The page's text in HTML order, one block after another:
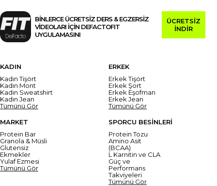
BİNLERCE ÜCRETSİZ DERS & EGZERSİZ
VİDEOLARI İÇİN DEFACTOFIT
UYGULAMASINI
ÜCRETSİZ
İNDİR
KADIN
Kadın Tişört
Kadın Mont
Kadın Sweatshirt
Kadın Jean
Tümünü Gör
ERKEK
Erkek Tişört
Erkek Şort
Erkek Eşofman
Erkek Jean
Tümünü Gör
MARKET
Protein Bar
Granola & Müsli
Glutensiz
Ekmekler
Yulaf Ezmesi
Tümünü Gör
SPORCU BESİNLERİ
Protein Tozu
Amino Asit
(BCAA)
L Karnitin ve CLA
Güç ve
Performans
Takviyeleri
Tümünü Gör